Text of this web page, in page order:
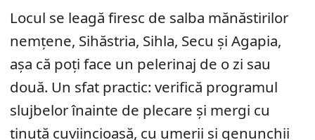
Locul se leagă firesc de salba mănăstirilor
nemțene, Sihăstria, Sihla, Secu și Agapia,
așa că poți face un pelerinaj de o zi sau
două. Un sfat practic: verifică programul
slujbelor înainte de plecare și mergi cu
ținută cuviincioasă, cu umerii și genunchii